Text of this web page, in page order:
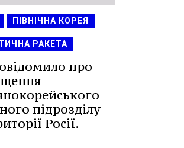
ПІВНІЧНА КОРЕЯ
РАКЕТА
про
підрозділу
Росії.